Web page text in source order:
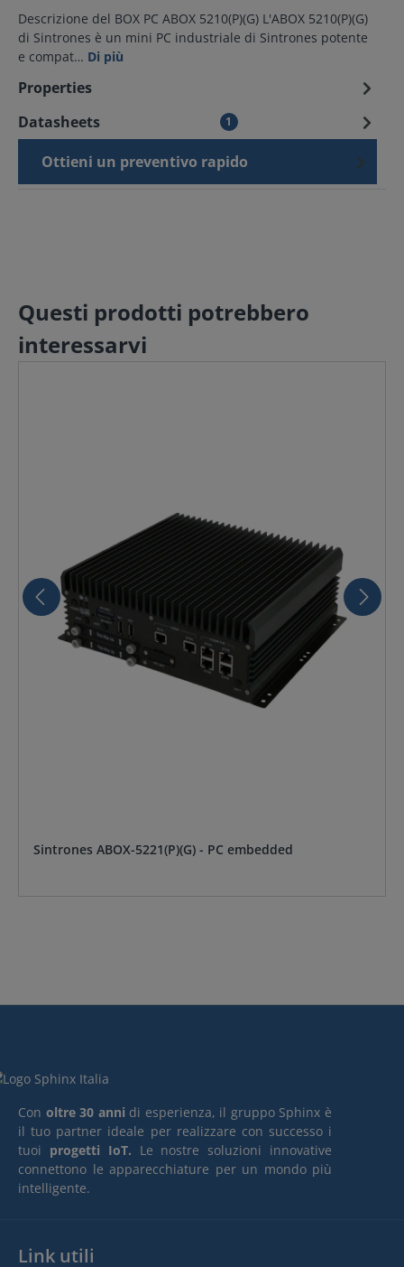
Descrizione del BOX PC ABOX 5210(P)(G) L'ABOX 5210(P)(G)
di Sintrones è un mini PC industriale di Sintrones potente
e compat… Di più
Properties
Datasheets
1
Ottieni un preventivo rapido
Questi prodotti potrebbero
interessarvi
Sintrones ABOX-5221(P)(G) - PC embedded
Con oltre 30 anni di esperienza, il gruppo Sphinx è
il tuo partner ideale per realizzare con successo i
tuoi progetti IoT. Le nostre soluzioni innovative
connettono le apparecchiature per un mondo più
intelligente.
Link utili